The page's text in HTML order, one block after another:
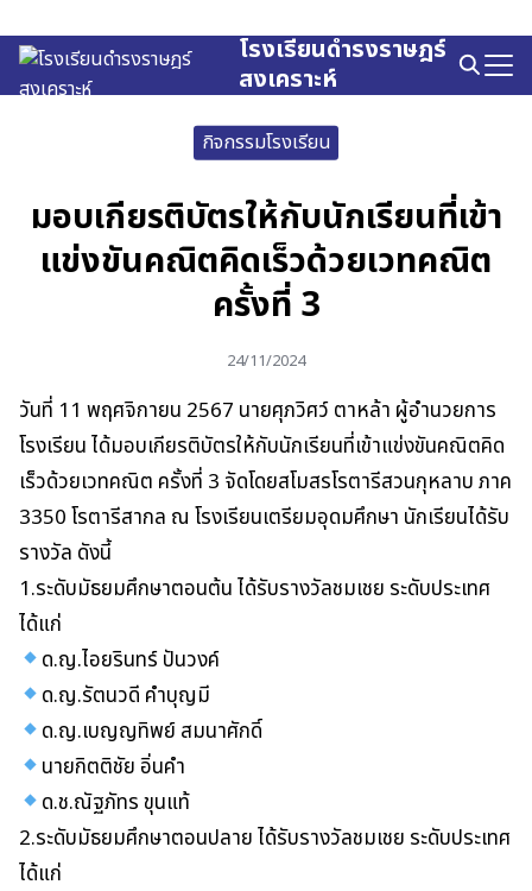
to
content
โรงเรียนดำรงราษฎร์
สงเคราะห์
Search
for:
กิจกรรมโรงเรียน
มอบเกียรติบัตรให้กับนักเรียนที่เข้า
แข่งขันคณิตคิดเร็วด้วยเวทคณิต
ครั้งที่ 3
24/11/2024
วันที่ 11 พฤศจิกายน 2567 นายศุภวิศว์ ตาหล้า ผู้อำนวยการ
โรงเรียน ได้มอบเกียรติบัตรให้กับนักเรียนที่เข้าแข่งขันคณิตคิด
เร็วด้วยเวทคณิต ครั้งที่ 3 จัดโดยสโมสรโรตารีสวนกุหลาบ ภาค
3350 โรตารีสากล ณ โรงเรียนเตรียมอุดมศึกษา นักเรียนได้รับ
รางวัล ดังนี้
1.ระดับมัธยมศึกษาตอนต้น ได้รับรางวัลชมเชย ระดับประเทศ
ได้แก่
ด.ญ.ไอยรินทร์ ปันวงค์
ด.ญ.รัตนวดี คำบุญมี
ด.ญ.เบญญทิพย์ สมนาศักดิ์
นายกิตติชัย อิ่นคำ
ด.ช.ณัฐภัทร ขุนแท้
2.ระดับมัธยมศึกษาตอนปลาย ได้รับรางวัลชมเชย ระดับประเทศ
ได้แก่